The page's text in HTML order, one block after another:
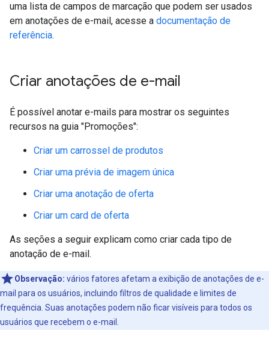
uma lista de campos de marcação que podem ser usados
em anotações de e-mail, acesse a documentação de
referência.
Criar anotações de e-mail
É possível anotar e-mails para mostrar os seguintes
recursos na guia "Promoções":
Criar um carrossel de produtos
Criar uma prévia de imagem única
Criar uma anotação de oferta
Criar um card de oferta
As seções a seguir explicam como criar cada tipo de
anotação de e-mail.
Observação: vários fatores afetam a exibição de anotações de e-
mail para os usuários, incluindo filtros de qualidade e limites de
frequência. Suas anotações podem não ficar visíveis para todos os
usuários que recebem o e-mail.